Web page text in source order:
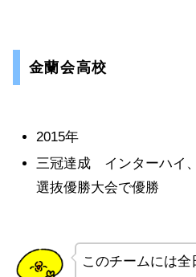
金蘭会高校
2015年
三冠達成 インターハイ
選抜優勝大会で優勝
このチームには